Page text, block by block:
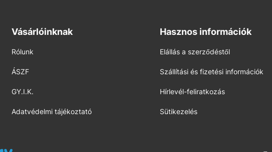
Vásárlóinknak
Rólunk
ÁSZF
GY.I.K.
Adatvédelmi tájékoztató
Hasznos információk
Elállás a szerződéstől
Szállítási és fizetési információk
Hírlevél-feliratkozás
Sütikezelés